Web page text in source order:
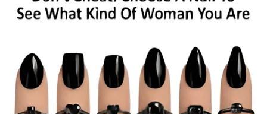
Energetska Razlika između Živih i